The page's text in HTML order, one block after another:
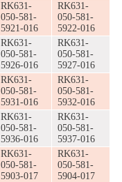
RK631-
050-581-
5921-016
RK631-
050-581-
5922-016
RK631-
050-581-
5926-016
RK631-
050-581-
5927-016
RK631-
050-581-
5931-016
RK631-
050-581-
5932-016
RK631-
050-581-
5936-016
RK631-
050-581-
5937-016
RK631-
050-581-
5903-017
RK631-
050-581-
5904-017